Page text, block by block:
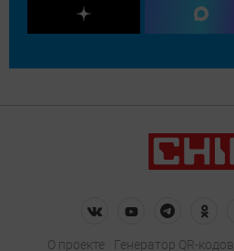
О проекте Генератор QR-кодов